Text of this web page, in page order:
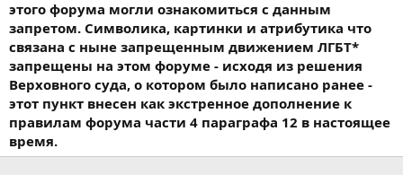
этого форума могли ознакомиться с данным
запретом. Символика, картинки и атрибутика что
связана с ныне запрещенным движением ЛГБТ*
запрещены на этом форуме - исходя из решения
Верховного суда, о котором было написано ранее -
этот пункт внесен как экстренное дополнение к
правилам форума части 4 параграфа 12 в настоящее
время.